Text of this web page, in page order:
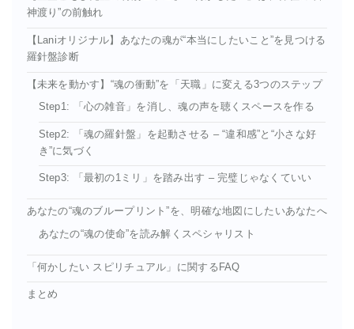
神渡り”の前触れ
【Laniオリジナル】あなたの魂が“本当にしたいこと”を見つける
羅針盤診断
【未来を動かす】“魂の衝動”を「天職」に変える3つのステップ
Step1: 「心の雑音」を消し、魂の声を聴くスペースを作る
Step2: 「魂の羅針盤」を起動させる – “違和感”と“小さな好
き”に気づく
Step3: 「最初の1ミリ」を踏み出す – 完璧じゃなくていい
あなたの“魂のブループリント”を、明確な地図にしたいあなたへ
あなたの“魂の使命”を読み解くスペシャリスト
「何かしたい スピリチュアル」に関するFAQ
まとめ